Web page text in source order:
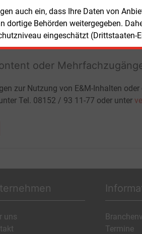
auch ein, dass Ihre Daten von
dortige Behörden weitergegeben.
eingeschätzt (Drittstaaten-
ohne
oder
zur Nutzung von E&M-Inhalten
Tel. 08152 / 93 11-77 oder unter
uns
Termine